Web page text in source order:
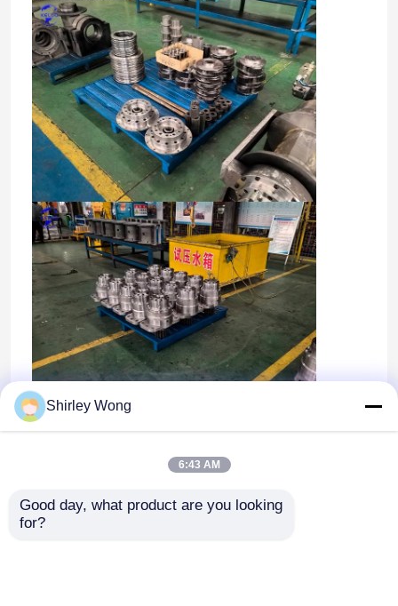
Motore di Yanmar
ISUZU Engine
Perkins Engine
Motore di Weichai
motore usato
Componenti del motore diesel
Testata motore
Parti di escavatori
Roller a vibrazione
Shirley Wong
6:43 AM
Good day, what product are you looking
for?